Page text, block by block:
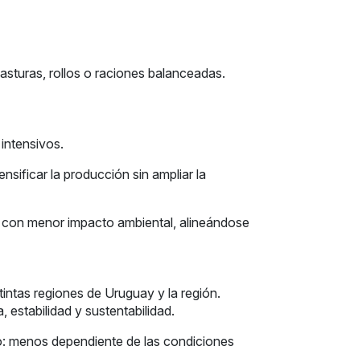
rollos o raciones balanceadas.
la producción sin ampliar la
menor impacto ambiental, alineándose
regiones de Uruguay y la región.
estabilidad y sustentabilidad.
menos dependiente de las condiciones